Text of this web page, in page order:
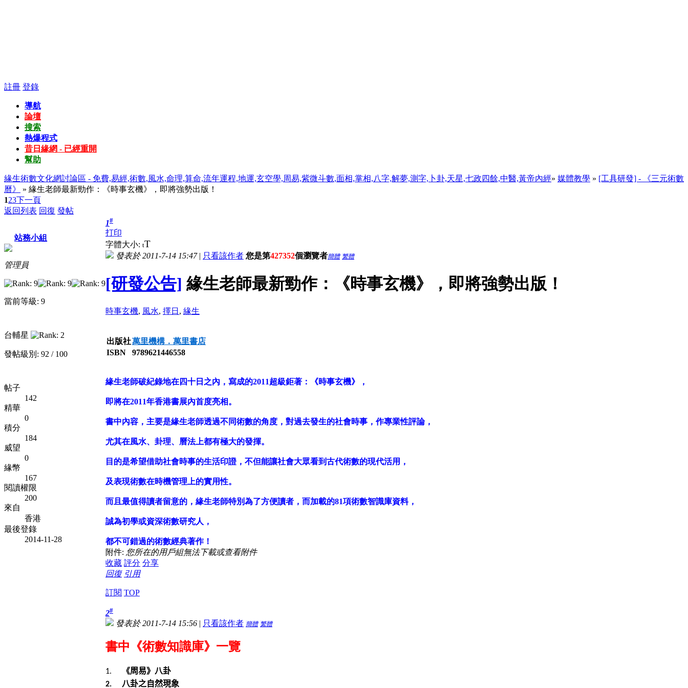
註冊 登錄
導航
論壇
搜索
熱爆程式
昔日緣網 - 已經重開
幫助
緣生術數文化網討論區 - 免費,易經,術數,風水,命理,算命,流年運程,地運,玄空學,周易,紫微斗數,面相,掌相,八字,解夢,測字,卜卦,天星,七政四餘,中醫,黃帝內經» 媒體教學 » [工具研發] - 《三元術數
曆》
» 緣生老師最新勁作：《時事玄機》，即將強勢出版！
123下一頁
返回列表 回復 發帖
站務小組
管理員
當前等級: 9
台輔星
發帖級別: 92 / 100
帖子
142
精華
0
積分
184
威望
0
緣幣
167
閱讀權限
200
來自
香港
最後登錄
2014-11-28
1#
打印
字體大小: tT
發表於 2011-7-14 15:47| 只看該作者 您是第427352個瀏覽者簡體 繁體
[研發公告] 緣生老師最新勁作：《時事玄機》，即將強勢出版！
時事玄機, 風水, 擇日 , 緣生
出版社萬里機構．萬里書店
ISBN
9789621446558
緣生老師破紀錄地在四十日之內，寫成的2011超級鉅著：《時事玄機》，
即將在2011年香港書展內首度亮相。
書中內容，主要是緣生老師透過不同術數的角度，對過去發生的社會時事，作專業性評論，
尤其在風水、卦理、曆法上都有極大的發揮。
目的是希望借助社會時事的生活印證，不但能讓社會大眾看到古代術數的現代活用，
及表現術數在時機管理上的實用性。
而且最值得讀者留意的，緣生老師特別為了方便讀者，而加載的81項術數智識庫資料，
誠為初學或資深術數研究人，
都不可錯過的術數經典著作！
附件: 您所在的用戶組無法下載或查看附件
收藏 評分 分享
回復 引用
訂閱 TOP
2#
發表於 2011-7-14 15:56 | 只看該作者 簡體 繁體
書中《術數知識庫》一覽
1. 《周易》八卦
2. 八卦之自然現象